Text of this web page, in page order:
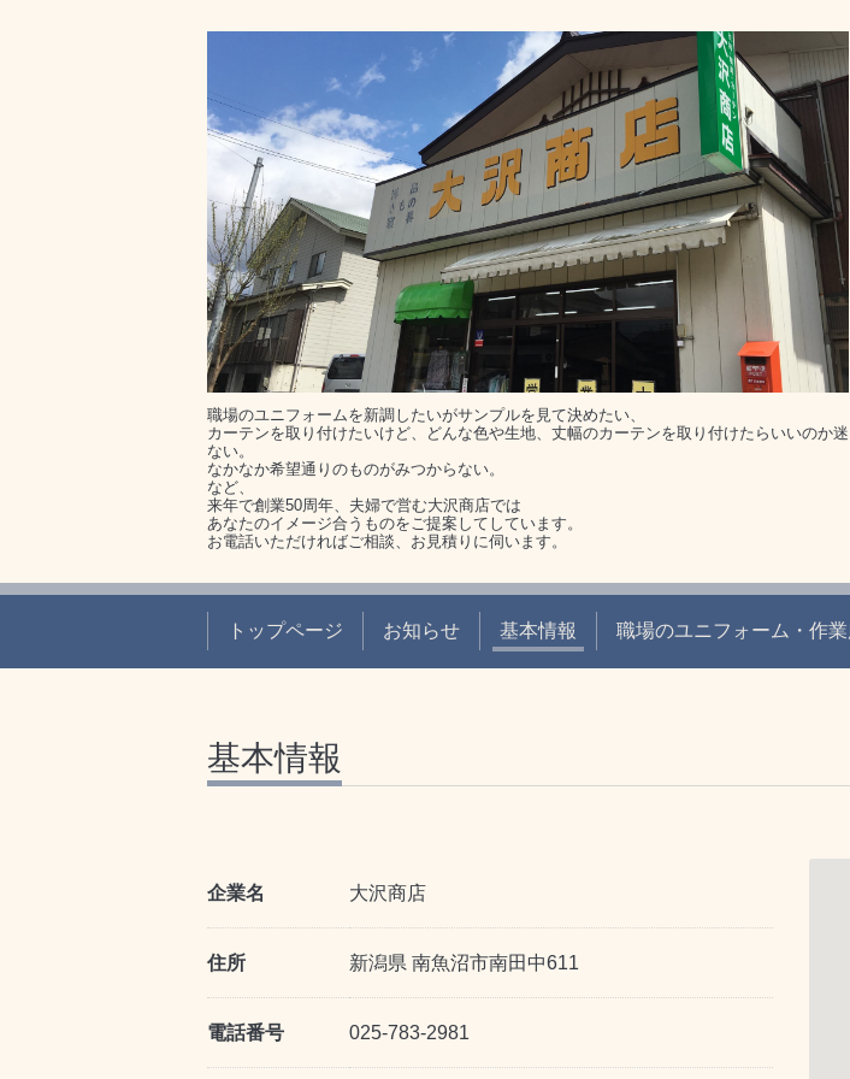
職場のユニフォームを新調したいがサンプルを見て決めたい、
カーテンを取り付けたいけど、どんな色や生地、丈幅のカーテンを取り付けたらいいのか
ない。
なかなか希望通りのものがみつからない。
など、
来年で創業50周年、夫婦で営む大沢商店では
あなたのイメージ合うものをご提案してしています。
お電話いただければご相談、お見積りに伺います。
トップページ お知らせ 基本情報 職場のユニフォーム・作
基本情報
企業名 大沢商店
住所 新潟県 南魚沼市南田中611
電話番号 025-783-2981